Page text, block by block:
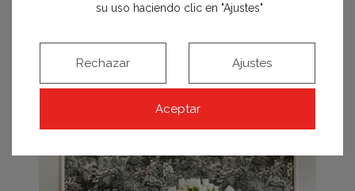
espacios relacionados
su uso haciendo clic en "Ajustes"
Aceptar
Rechazar Ajustes